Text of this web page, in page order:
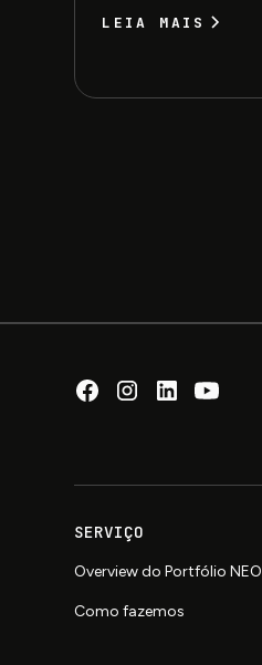
LEIA MAIS
SERVIÇO
Overview do Portfólio NEO
Como fazemos